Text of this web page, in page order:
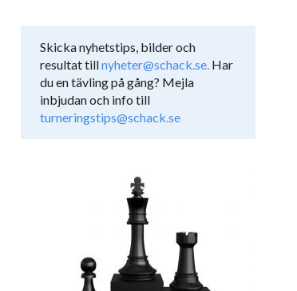
Skicka nyhetstips, bilder och
resultat tillnyheter@schack.se. Har
du en tävling på gång? Mejla
inbjudan och info till
turneringstips@schack.se